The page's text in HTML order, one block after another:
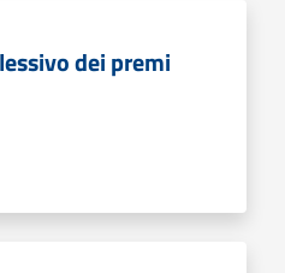
dei premi